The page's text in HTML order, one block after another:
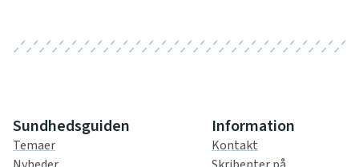
Sundhedsguiden
Temaer
Information
Kontakt